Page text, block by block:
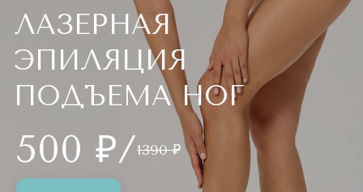
ЛАЗЕРНАЯ
ЭПИЛЯЦИЯ
ПОДЪЕМА НОГ
500 ₽/1390 ₽